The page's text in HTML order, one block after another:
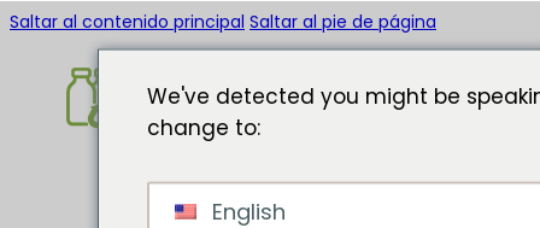
Saltar al contenido principal Saltar al pie de página
Inicio
Acerca
We've detected you might be
change to:
English